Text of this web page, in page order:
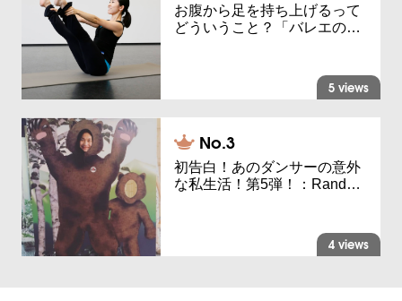
お腹から足を持ち上げるって
どういうこと？「バレエの…
5 views
初告白！あのダンサーの意外
な私生活！第5弾！：Rand…
4 views